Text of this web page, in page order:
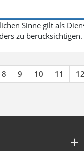
Sinne gilt als
zu berücksichtigen.
8 9 10 11 12